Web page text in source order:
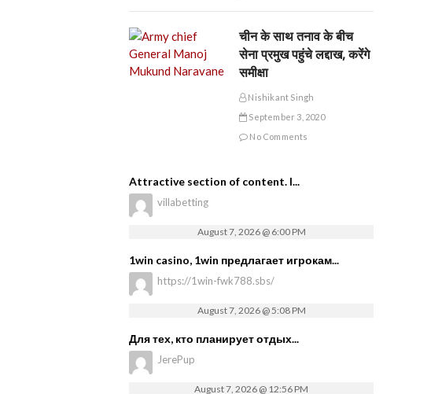
चीन के साथ तनाव के बीच
सेना प्रमुख पहुंचे लद्दाख, करेंगे
समीक्षा
Nishikant Singh
September 3, 2020
No Comments
Attractive section of content. I...
villabetting
August 7, 2026 @ 6:00 PM
1win casino, 1win предлагает игрокам...
https://1win-fwk788.sbs/
August 7, 2026 @ 5:08 PM
Для тех, кто планирует отдых...
JerePup
August 7, 2026 @ 12:56 PM